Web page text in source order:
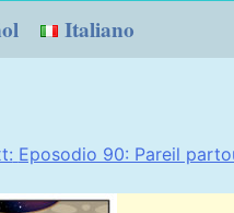
Italiano
Eposodio 90: Pareil